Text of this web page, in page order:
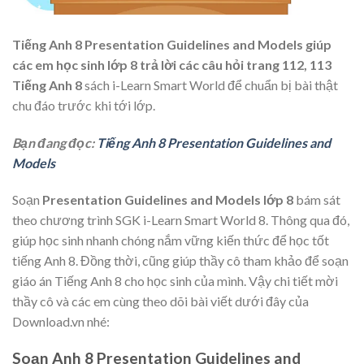
Tiếng Anh 8 Presentation Guidelines and Models giúp
các em học sinh lớp 8 trả lời các câu hỏi trang 112, 113
Tiếng Anh 8sách i-Learn Smart World để chuẩn bị bài thật
chu đáo trước khi tới lớp.
Bạn đang đọc: Tiếng Anh 8 Presentation Guidelines and
Models
Soạn Presentation Guidelines and Models lớp 8 bám sát
theo chương trình SGK i-Learn Smart World 8. Thông qua đó,
giúp học sinh nhanh chóng nắm vững kiến thức để học tốt
tiếng Anh 8. Đồng thời, cũng giúp thầy cô tham khảo để soạn
giáo án Tiếng Anh 8 cho học sinh của mình. Vậy chi tiết mời
thầy cô và các em cùng theo dõi bài viết dưới đây của
Download.vn nhé:
Soạn Anh 8 Presentation Guidelines and